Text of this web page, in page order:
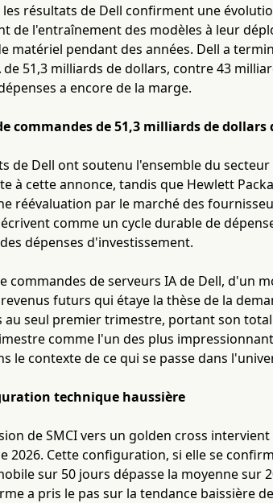
les résultats de Dell confirment une
de l'entraînement des modèles à leur
matériel pendant des années. Dell a
de 51,3 milliards de dollars, contre 43
a encore de la marge.
commandes de 51,3 milliards de
de Dell ont soutenu l'ensemble du
à cette annonce, tandis que Hewlett
réévaluation par le marché des
comme un cycle durable de
dépenses d'investissement.
commandes de serveurs IA de Dell, d'un
futurs qui étaye la thèse de la
seul premier trimestre, portant son
comme l'un des plus
le contexte de ce qui se passe dans
technique haussière
de SMCI vers un golden cross
2026. Cette configuration, si elle se
sur 50 jours dépasse la moyenne
a pris le pas sur la tendance baissière